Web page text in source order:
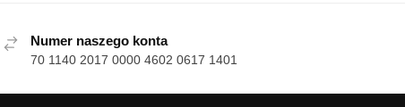
Numer naszego konta
70 1140 2017 0000 4602 0617 1401